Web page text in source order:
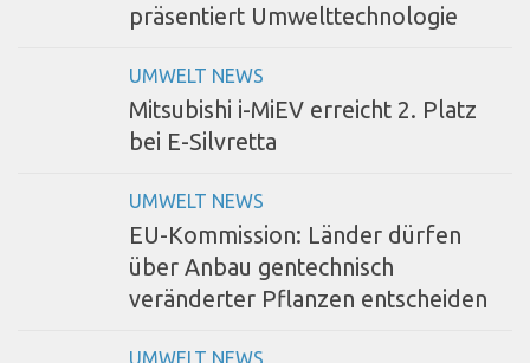
präsentiert Umwelttechnologie
UMWELT NEWS
Mitsubishi i-MiEV erreicht 2. Platz
bei E-Silvretta
UMWELT NEWS
EU-Kommission: Länder dürfen
über Anbau gentechnisch
veränderter Pflanzen entscheiden